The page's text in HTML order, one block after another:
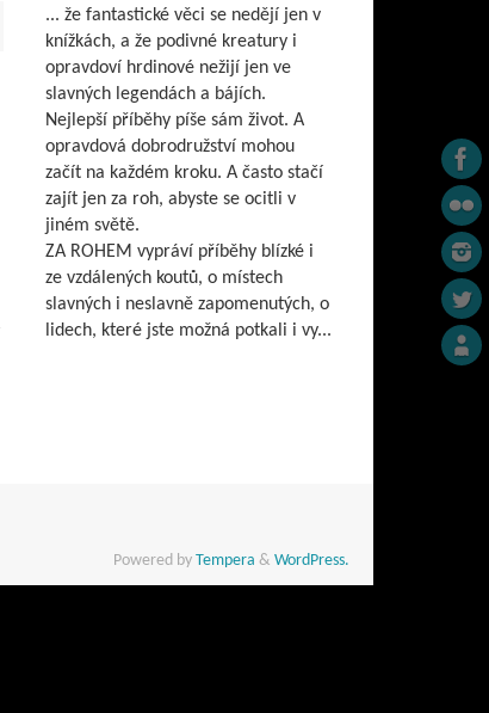
... že fantastické věci se nedějí jen v
knížkách, a že podivné kreatury i
opravdoví hrdinové nežijí jen ve
slavných legendách a bájích.
Nejlepší příběhy píše sám život. A
opravdová dobrodružství mohou
začít na každém kroku. A často stačí
zajít jen za roh, abyste se ocitli v
jiném světě.
ZA ROHEM vypráví příběhy blízké i
ze vzdálených koutů, o místech
slavných i neslavně zapomenutých, o
lidech, které jste možná potkali i vy...
Powered by Tempera & WordPress.